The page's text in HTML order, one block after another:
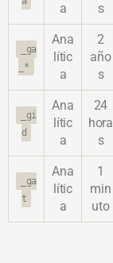
a s
_ga
_*
Ana
lític
a
2
año
s
_gi
d
Ana
lític
a
24
hora
s
_ga
t
Ana
lític
a
1
min
uto